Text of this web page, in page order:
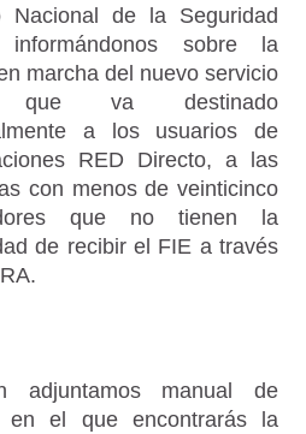
Nacional de la Seguridad
informándonos sobre la
marcha del nuevo servicio
que va destinado
a los usuarios de
RED Directo, a las
con menos de veinticinco
que no tienen la
de recibir el FIE a través
adjuntamos manual de
en el que encontrarás la